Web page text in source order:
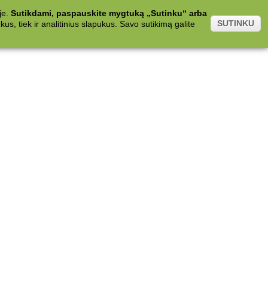
Sutikdami, paspauskite mygtuką „Sutinku“ arba
tiek ir analitinius slapukus. Savo sutikimą galite
SUTINKU